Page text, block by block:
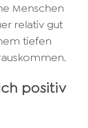
Menschen
relativ gut
tiefen
positiv